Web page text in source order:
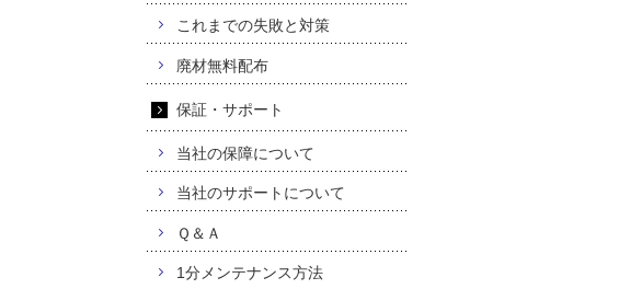
これまでの失敗と対策
廃材無料配布
保証・サポート
当社の保障について
当社のサポートについて
Ｑ＆Ａ
1分メンテナンス方法